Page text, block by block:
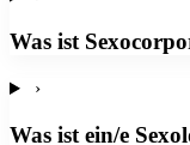
Was ist
›
Was ist ein/e